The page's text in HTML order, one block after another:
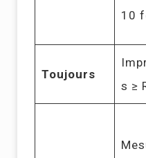
10
Toujours
s ≥